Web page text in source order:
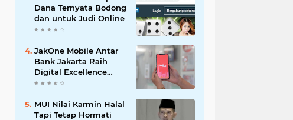
Dana Ternyata Bodong
dan untuk Judi Online
JakOne Mobile Antar
Bank Jakarta Raih
Digital Excellence
Awards 2026
MUI Nilai Karmin Halal
Tapi Tetap Hormati